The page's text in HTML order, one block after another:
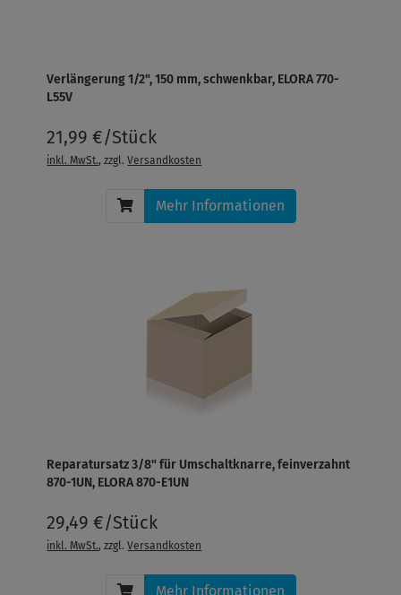
Verlängerung 1/2", 150 mm, schwenkbar, ELORA 770-
L55V
21,99 €/Stück
inkl. MwSt., zzgl.Versandkosten
Mehr Informationen
Reparatursatz 3/8" für Umschaltknarre, feinverzahnt
870-1UN, ELORA 870-E1UN
29,49 €/Stück
inkl. MwSt., zzgl.Versandkosten
Mehr Informationen